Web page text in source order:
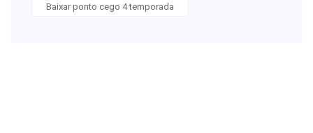
Baixar ponto cego 4 temporada